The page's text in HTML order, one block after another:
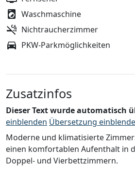
Waschmaschine
Nichtraucherzimmer
PKW-Parkmöglichkeiten
Zusatzinfos
Dieser Text wurde automatisch
einblenden Übersetzung
Moderne und klimatisierte
einen komfortablen Aufenthalt in
Doppel- und Vierbettzimmern.